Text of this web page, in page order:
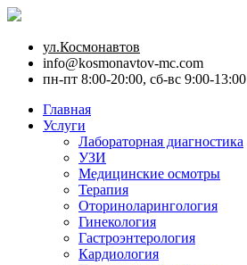
ул.Космонавтов
info@kosmonavtov-mc.com
пн-пт 8:00-20:00, сб-вс 9:00-13:00
Главная
Услуги
Лабораторная диагностика
УЗИ
Медицинские осмотры
Терапия
Оториноларингология
Гинекология
Гастроэнтерология
Кардиология